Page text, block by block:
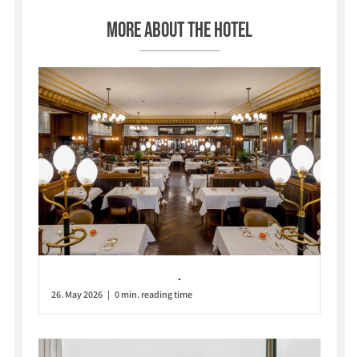
More about the hotel
.
26. May 2026 | 0 min. reading time